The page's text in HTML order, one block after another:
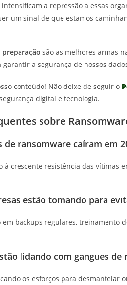
a repressão a essas
um sinal de que estamos
preparação são as melhores armas
garantir a segurança de nossos
conteúdo! Não deixe de seguir o
digital e tecnologia.
sobre
de ransomware caíram em
à crescente resistência das vítimas
estão tomando para
em backups regulares, treinamento
lidando com gangues de
os esforços para desmantelar